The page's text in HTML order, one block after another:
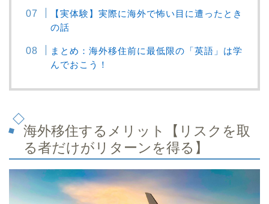
【実体験】実際に海外で怖い目に遭ったとき
の話
まとめ：海外移住前に最低限の「英語」は学
んでおこう！
海外移住するメリット【リスクを取
る者だけがリターンを得る】